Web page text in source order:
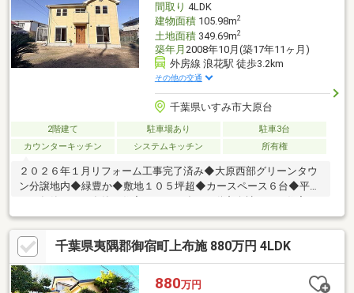
間取り 4LDK
建物面積105.98m2
土地面積349.69m2
築年月 2008年10月(築17年11ヶ月)
外房線 浪花駅 徒歩3.2km
その他の交通
千葉県いすみ市大原台
2階建て 駐車場あり
駐車3台
カウンターキッチン
システムキッチン 所有権
２０２６年１月リフォーム工事完了済み◆大原西部グリーンタウ
ン分譲地内◆緑豊か◆敷地１０５坪超◆カースペース６台◆平成
ーンもお任せください！
千葉県夷隅郡御宿町上布施 880万円 4LDK
880万円